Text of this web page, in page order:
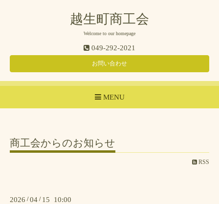
越生町商工会
Welcome to our homepage
049-292-2021
お問い合わせ
MENU
商工会からのお知らせ
RSS
2026 /04 / 15 10:00